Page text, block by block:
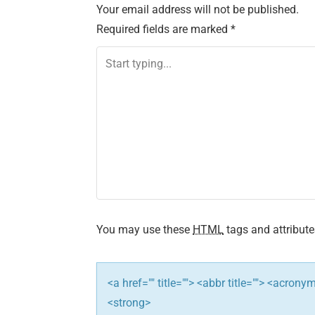
t
n
a
t
i
o
Your email address will not be published.
Required fields are marked *
You may use these HTML tags and
<a href="" title=""> <abbr title="">
<strong>